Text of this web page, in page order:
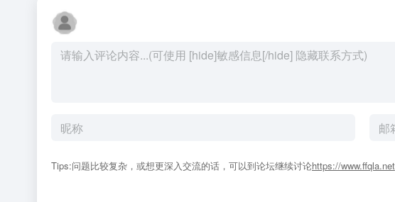
Tips:问题比较复杂，或想更深入交流的话，可以到论坛继续讨论https://www.ffqla.net